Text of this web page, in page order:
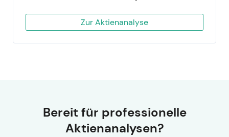
Zur Aktienanalyse
Bereit für professionelle
Aktienanalysen?